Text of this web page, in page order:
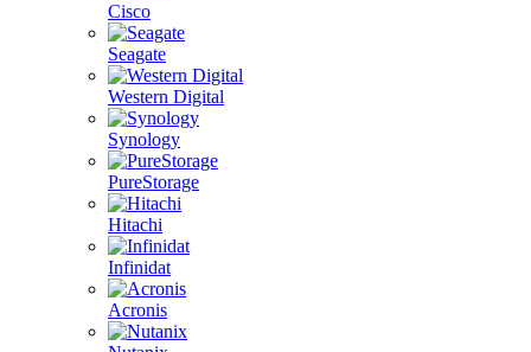
Cisco
Seagate
Western Digital
Synology
PureStorage
Hitachi
Infinidat
Acronis